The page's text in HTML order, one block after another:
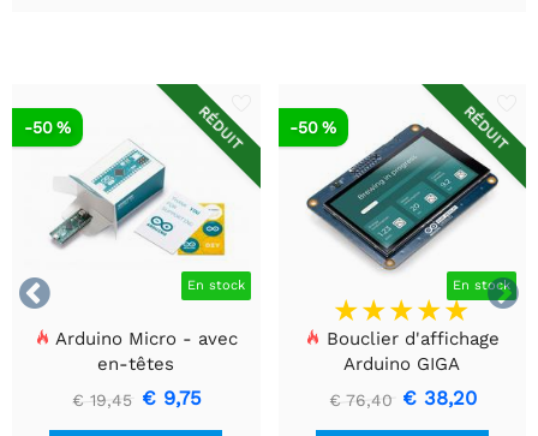


RÉDUIT
En stock
-50 %
Arduino Micro - avec
en-têtes
€ 19,45 € 9,75
RÉDUIT
En stock
-50 %
Bouclier d'affichage
Arduino GIGA
€ 76,40 € 38,20